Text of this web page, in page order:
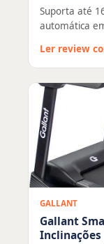
Suporta até
automática
Ler review
GALLANT
Gallant
Inclinações